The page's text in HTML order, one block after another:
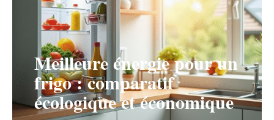
Meilleure énergie pour un
frigo : comparatif
écologique et économique